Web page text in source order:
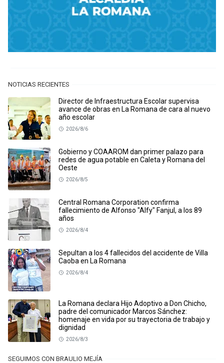
NOTICIAS RECIENTES
Director de Infraestructura Escolar supervisa
avance de obras en La Romana de cara al nuevo
año escolar
2026/8/6
Gobierno y COAAROM dan primer palazo para
redes de agua potable en Caleta y Romana del
Oeste
2026/8/5
Central Romana Corporation confirma
fallecimiento de Alfonso "Alfy" Fanjul, a los 89
años
2026/8/4
Sepultan a los 4 fallecidos del accidente de Villa
Caoba en La Romana
2026/8/4
La Romana declara Hijo Adoptivo a Don Chicho,
padre del comunicador Marcos Sánchez:
homenaje en vida por su trayectoria de trabajo y
dignidad
2026/8/3
SEGUIMOS CON BRAULIO MEJÍA